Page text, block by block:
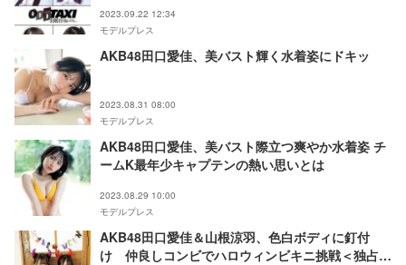
2023.09.22 12:34
モデルプレス
AKB48田口愛佳、美バスト輝く水着姿にドキッ
2023.08.31 08:00
モデルプレス
AKB48田口愛佳、美バスト際立つ爽やか水着姿 チ
ームK最年少キャプテンの熱い思いとは
2023.08.29 10:00
モデルプレス
AKB48田口愛佳＆山根涼羽、色白ボディに釘付
け 仲良しコンビでハロウィンビキニ挑戦＜独占カ